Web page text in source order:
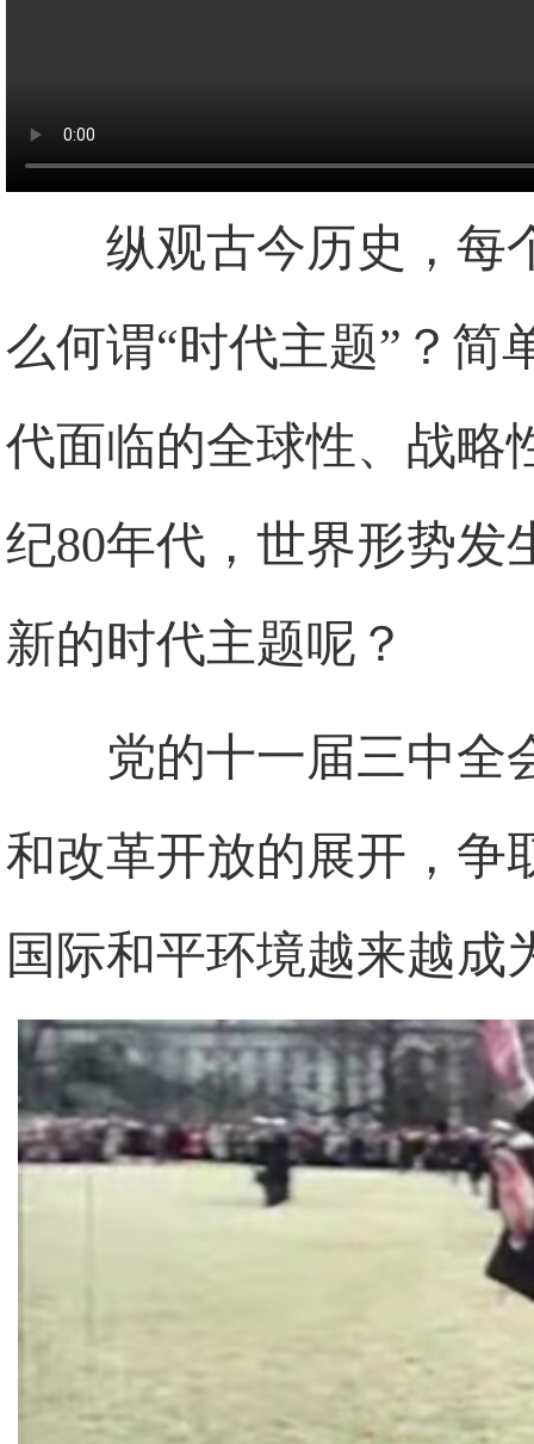
纵观古今历史，每
么何谓“时代主题”？简
代面临的全球性、战略
纪80年代，世界形势发
新的时代主题呢？
党的十一届三中全
和改革开放的展开，争
国际和平环境越来越成